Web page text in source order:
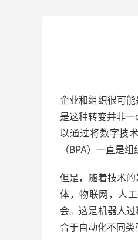
企业和组织很可
是这种转变并非
以通过将数字技
（BPA）一直是
但是，随着技术
体，物联网，人
会。这是机器人
合于自动化不同类